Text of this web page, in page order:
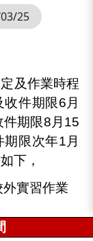
25
及作業時程
件期限6 月
期限8 月 15
期限次年1 月
下，
外實習作業